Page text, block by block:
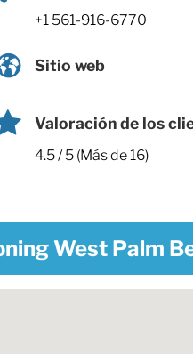
+1 561-916-6770
Sitio web
Valoración de los
4.5 / 5 (Más de 16)
West Palm